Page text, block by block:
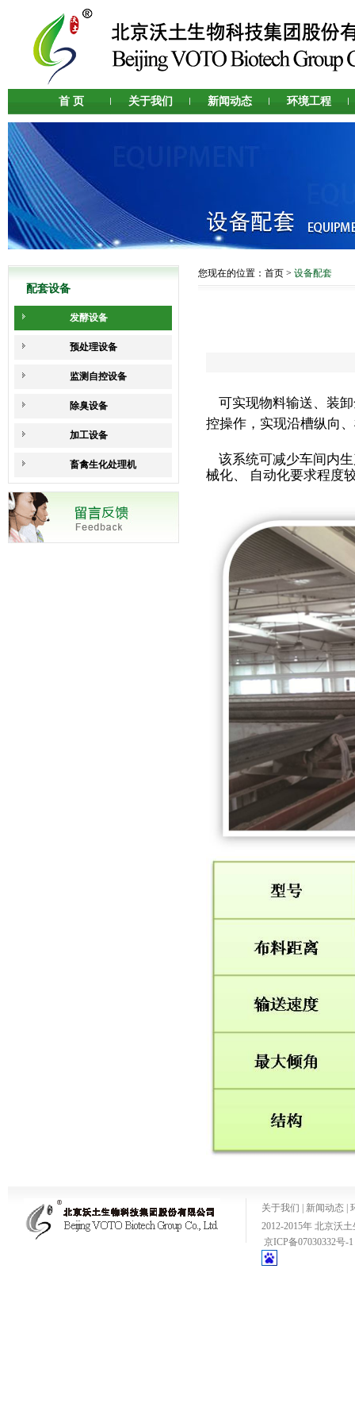
首 页 关于我们 新闻动态 环境工程
配套设备
发酵设备
预处理设备
监测自控设备
除臭设备
加工设备
畜禽生化处理机
您现在的位置： 首页 > 设备配套
可实现物料输送、装
控操作， 实现沿槽纵向
该系统可减少车间内
械化、 自动化要求程度
关于我们 新闻动态
2012-2015年 北京沃
京ICP备07030332号-1